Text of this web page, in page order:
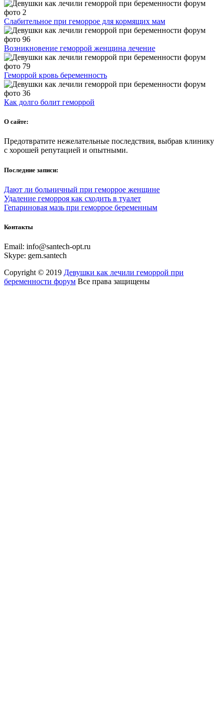
Слабительное при геморрое для кормящих мам
Возникновение геморрой женщина лечение
Геморрой кровь беременность
Как долго болит геморрой
О сайте:
Предотвратите нежелательные последствия, выбрав клинику
с хорошей репутацией и опытными.
Последние записи:
Дают ли больничный при геморрое женщине
Удаление геморроя как сходить в туалет
Гепариновая мазь при геморрое беременным
Контакты
Email: info@santech-opt.ru
Skype: gem.santech
Copyright © 2019 Девушки как лечили геморрой при
беременности форум Все права защищены